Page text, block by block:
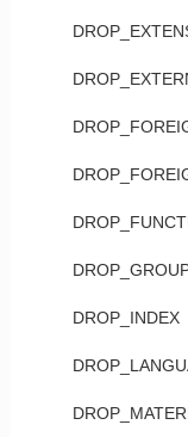
DROP_INDEX